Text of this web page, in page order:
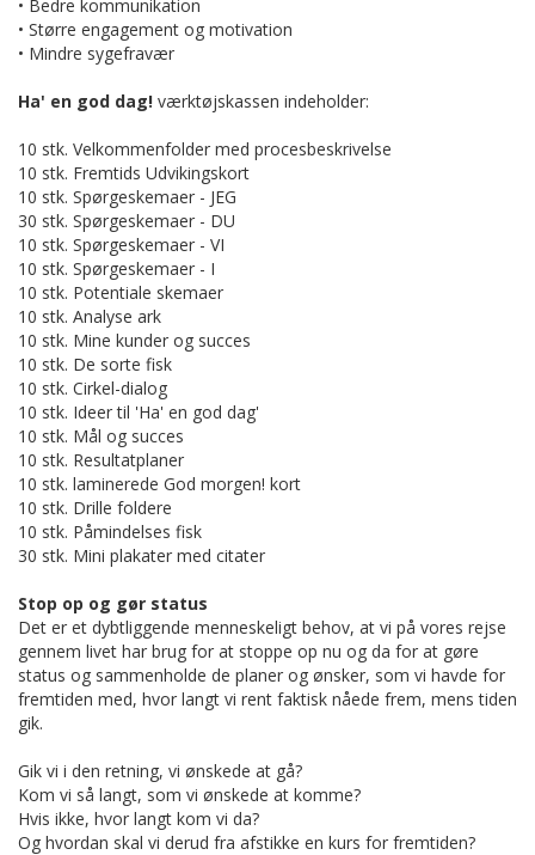
• Bedre kommunikation
• Større engagement og motivation
• Mindre sygefravær
Ha' en god dag! værktøjskassen indeholder:
10 stk. Velkommenfolder med procesbeskrivelse
10 stk. Fremtids Udvikingskort
10 stk. Spørgeskemaer - JEG
30 stk. Spørgeskemaer - DU
10 stk. Spørgeskemaer - VI
10 stk. Spørgeskemaer - I
10 stk. Potentiale skemaer
10 stk. Analyse ark
10 stk. Mine kunder og succes
10 stk. De sorte fisk
10 stk. Cirkel-dialog
10 stk. Ideer til 'Ha' en god dag'
10 stk. Mål og succes
10 stk. Resultatplaner
10 stk. laminerede God morgen! kort
10 stk. Drille foldere
10 stk. Påmindelses fisk
30 stk. Mini plakater med citater
Stop op og gør status
Det er et dybtliggende menneskeligt behov, at vi på vores rejse
gennem livet har brug for at stoppe op nu og da for at gøre
status og sammenholde de planer og ønsker, som vi havde for
fremtiden med, hvor langt vi rent faktisk nåede frem, mens tiden
gik.
Gik vi i den retning, vi ønskede at gå?
Kom vi så langt, som vi ønskede at komme?
Hvis ikke, hvor langt kom vi da?
Og hvordan skal vi derud fra afstikke en kurs for fremtiden?